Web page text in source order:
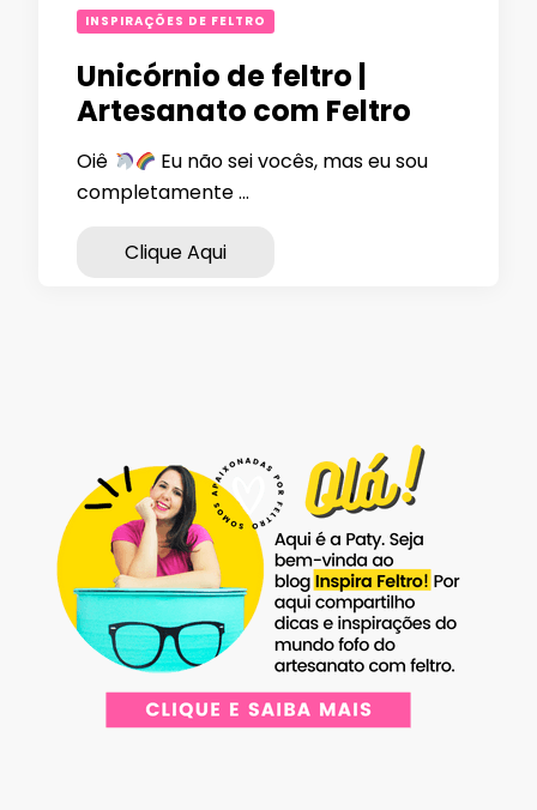
INSPIRAÇÕES DE FELTRO
Unicórnio de feltro |
Artesanato com Feltro
Oiê
Eu não sei vocês, mas eu sou
completamente …
Clique Aqui